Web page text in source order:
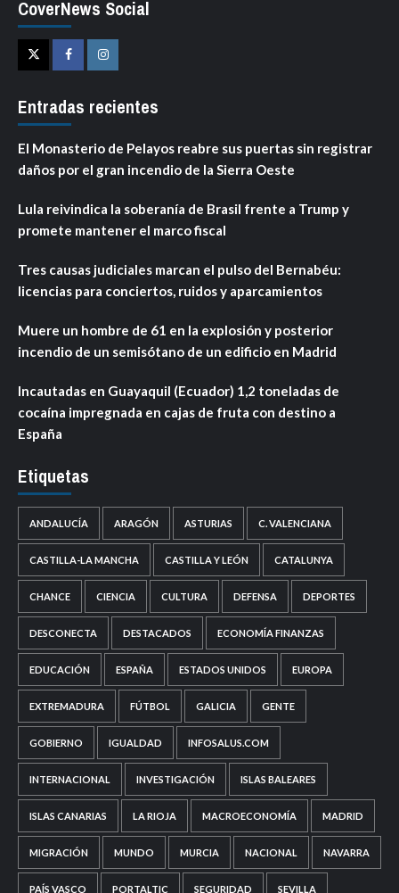
CoverNews Social
TwitterFacebookInstagram
Entradas recientes
El Monasterio de Pelayos reabre sus puertas sin registrar
daños por el gran incendio de la Sierra Oeste
Lula reivindica la soberanía de Brasil frente a Trump y
promete mantener el marco fiscal
Tres causas judiciales marcan el pulso del Bernabéu:
licencias para conciertos, ruidos y aparcamientos
Muere un hombre de 61 en la explosión y posterior
incendio de un semisótano de un edificio en Madrid
Incautadas en Guayaquil (Ecuador) 1,2 toneladas de
cocaína impregnada en cajas de fruta con destino a
España
Etiquetas
ANDALUCÍA ARAGÓN ASTURIAS C. VALENCIANA
CASTILLA-LA MANCHA CASTILLA Y LEÓN CATALUNYA
CHANCE CIENCIA CULTURA DEFENSA DEPORTES
DESCONECTA DESTACADOS ECONOMÍA FINANZAS
EDUCACIÓN ESPAÑA ESTADOS UNIDOS EUROPA
EXTREMADURA FÚTBOL GALICIA GENTE
GOBIERNO IGUALDAD INFOSALUS.COM
INTERNACIONAL INVESTIGACIÓN ISLAS BALEARES
ISLAS CANARIAS LA RIOJA MACROECONOMÍA MADRID
MIGRACIÓN MUNDO MURCIA NACIONAL NAVARRA
PAÍS VASCO PORTALTIC SEGURIDAD SEVILLA